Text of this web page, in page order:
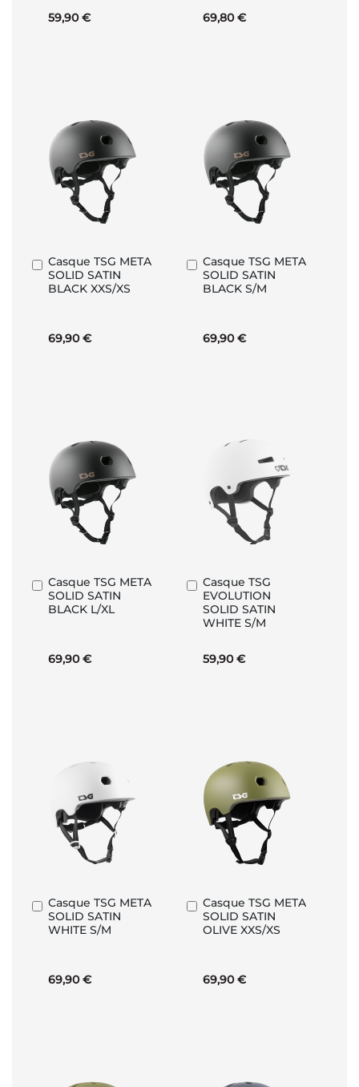
59,90 € 69,80 €
Casque TSG META
SOLID SATIN
BLACK XXS/XS
69,90 €
Ajouter
au
panier
Casque TSG META
SOLID SATIN
BLACK S/M
69,90 €
Ajouter
au
panier
Casque TSG META
SOLID SATIN
BLACK L/XL
69,90 €
Ajouter
au
panier
Casque TSG
EVOLUTION
SOLID SATIN
WHITE S/M
59,90 €
Ajouter
au
panier
Casque TSG META
SOLID SATIN
WHITE S/M
69,90 €
Ajouter
au
panier
Casque TSG META
SOLID SATIN
OLIVE XXS/XS
69,90 €
Ajouter
au
panier